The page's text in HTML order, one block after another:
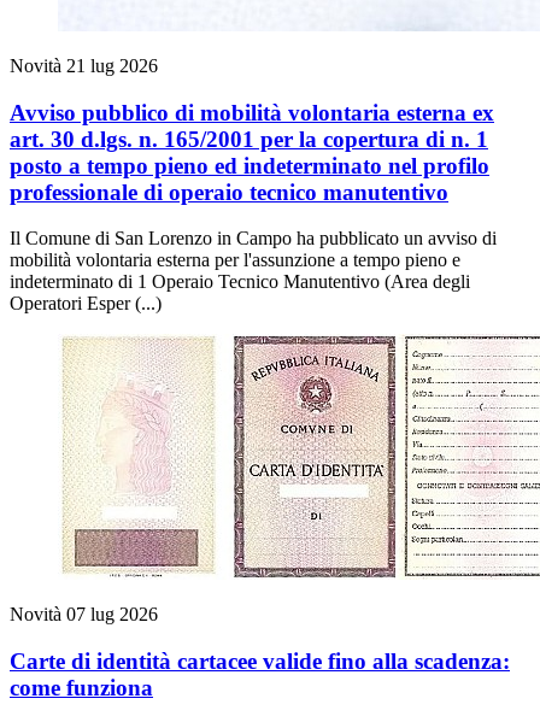
Novità 21 lug 2026
Avviso pubblico di mobilità volontaria esterna ex
art. 30 d.lgs. n. 165/2001 per la copertura di n. 1
posto a tempo pieno ed indeterminato nel profilo
professionale di operaio tecnico manutentivo
Il Comune di San Lorenzo in Campo ha pubblicato un avviso di
mobilità volontaria esterna per l'assunzione a tempo pieno e
indeterminato di 1 Operaio Tecnico Manutentivo (Area degli
Operatori Esper (...)
Novità 07 lug 2026
Carte di identità cartacee valide fino alla scadenza:
come funziona